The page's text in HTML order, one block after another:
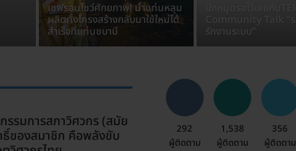
เชฟรอนโชว์ศักยภาพ! นำแท่นหลุม
ผลิตทั้งโครงสร้างกลับมาใช้ใหม่ได้
สำเร็จที่แท่นชบาบี รักงานระบบ”
รรมการสภาวิศวกร (สมัย
ของสมาชิก คือพลังขับ
GREEN
INDUSTRY
292
ผู้ติดตาม
1,538
ผู้ติดตาม
356
ผู้ติดตาม